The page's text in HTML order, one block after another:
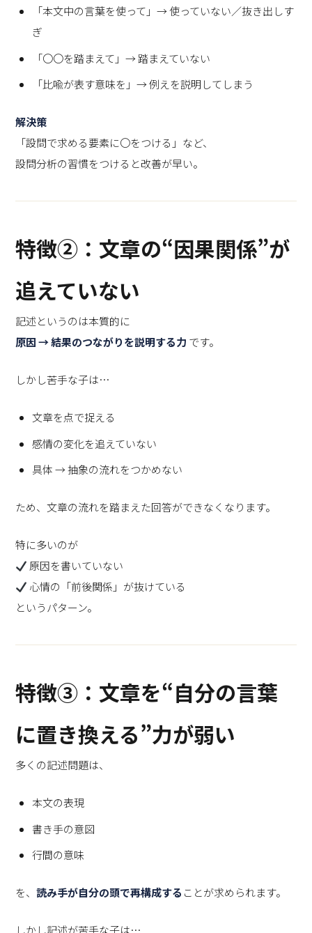
「本文中の言葉を使って」→ 使っていない／抜き出しす
ぎ
「〇〇を踏まえて」→ 踏まえていない
「比喩が表す意味を」→ 例えを説明してしまう
解決策
「設問で求める要素に〇をつける」など、
設問分析の習慣をつけると改善が早い。
特徴②：文章の“因果関係”が
追えていない
記述というのは本質的に
原因 → 結果のつながりを説明する力 です。
しかし苦手な子は…
文章を点で捉える
感情の変化を追えていない
具体 → 抽象の流れをつかめない
ため、文章の流れを踏まえた回答ができなくなります。
特に多いのが
原因を書いていない
心情の「前後関係」が抜けている
というパターン。
特徴③：文章を“自分の言葉
に置き換える”力が弱い
多くの記述問題は、
本文の表現
書き手の意図
行間の意味
を、読み手が自分の頭で再構成する ことが求められます。
しかし記述が苦手な子は…